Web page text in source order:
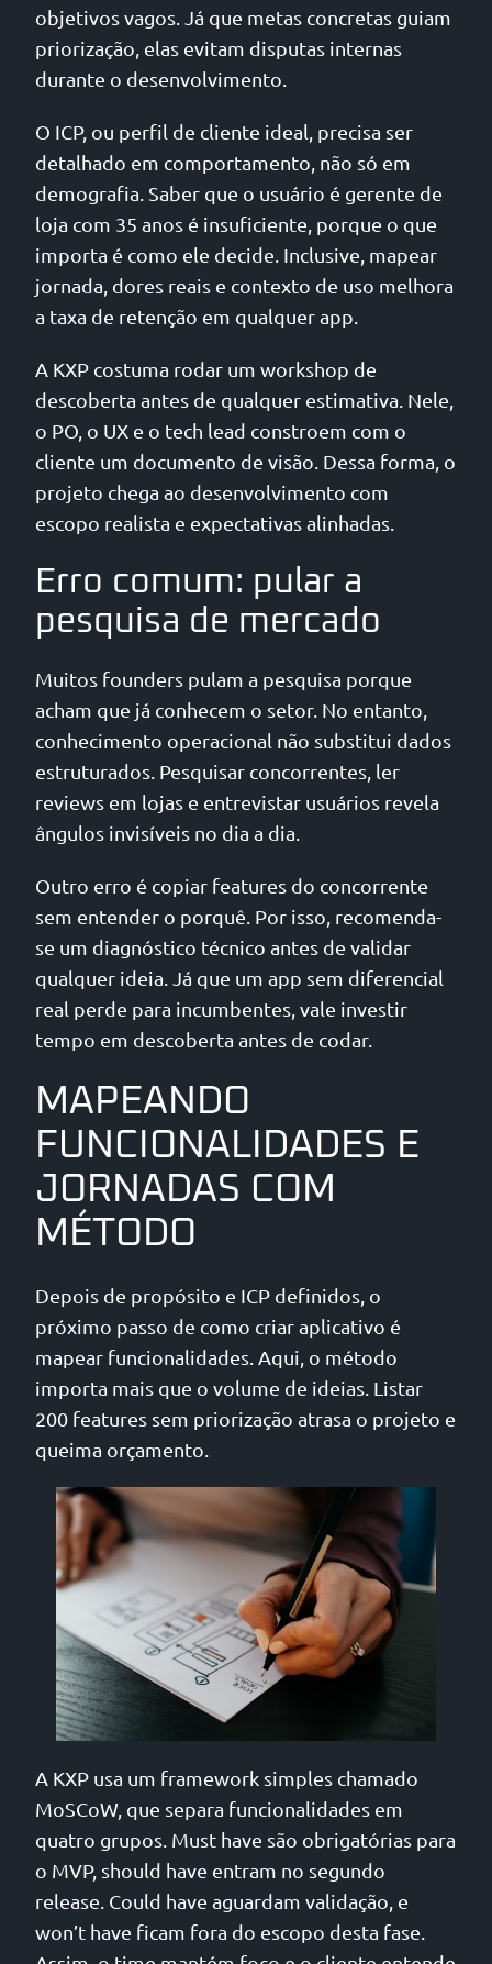
objetivos vagos. Já que metas concretas guiam
priorização, elas evitam disputas internas
durante o desenvolvimento.
O ICP, ou perfil de cliente ideal, precisa ser
detalhado em comportamento, não só em
demografia. Saber que o usuário é gerente de
loja com 35 anos é insuficiente, porque o que
importa é como ele decide. Inclusive, mapear
jornada, dores reais e contexto de uso melhora
a taxa de retenção em qualquer app.
A KXP costuma rodar um workshop de
descoberta antes de qualquer estimativa. Nele,
o PO, o UX e o tech lead constroem com o
cliente um documento de visão. Dessa forma, o
projeto chega ao desenvolvimento com
escopo realista e expectativas alinhadas.
Erro comum: pular a
pesquisa de mercado
Muitos founders pulam a pesquisa porque
acham que já conhecem o setor. No entanto,
conhecimento operacional não substitui dados
estruturados. Pesquisar concorrentes, ler
reviews em lojas e entrevistar usuários revela
ângulos invisíveis no dia a dia.
Outro erro é copiar features do concorrente
sem entender o porquê. Por isso, recomenda-
se um diagnóstico técnico antes de validar
qualquer ideia. Já que um app sem diferencial
real perde para incumbentes, vale investir
tempo em descoberta antes de codar.
MAPEANDO
FUNCIONALIDADES E
JORNADAS COM
MÉTODO
Depois de propósito e ICP definidos, o
próximo passo de como criar aplicativo é
mapear funcionalidades. Aqui, o método
importa mais que o volume de ideias. Listar
200 features sem priorização atrasa o projeto e
queima orçamento.
A KXP usa um framework simples chamado
MoSCoW, que separa funcionalidades em
quatro grupos. Must have são obrigatórias para
o MVP, should have entram no segundo
release. Could have aguardam validação, e
won’t have ficam fora do escopo desta fase.